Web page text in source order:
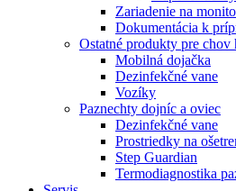
Zariadenie na
Dokumentácia k
Ostatné produkty pre chov
Mobilná dojačka
Dezinfekčné vane
Vozíky
Paznechty dojníc a oviec
Dezinfekčné vane
Prostriedky na
Step Guardian
Termodiagnostika